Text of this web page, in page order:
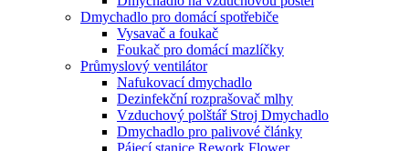
Dmychadlo pro domácí spotřebiče
Vysavač a foukač
Foukač pro domácí mazlíčky
Průmyslový ventilátor
Nafukovací dmychadlo
Dezinfekční rozprašovač mlhy
Vzduchový polštář Stroj Dmychadlo
Dmychadlo pro palivové články
Pájecí stanice Rework Flower